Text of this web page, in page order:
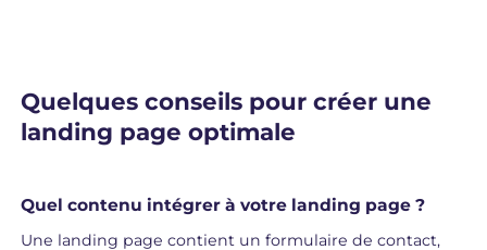
Quelques conseils pour créer une
landing page optimale
Quel contenu intégrer à votre landing page ?
Une landing page contient un formulaire de contact,